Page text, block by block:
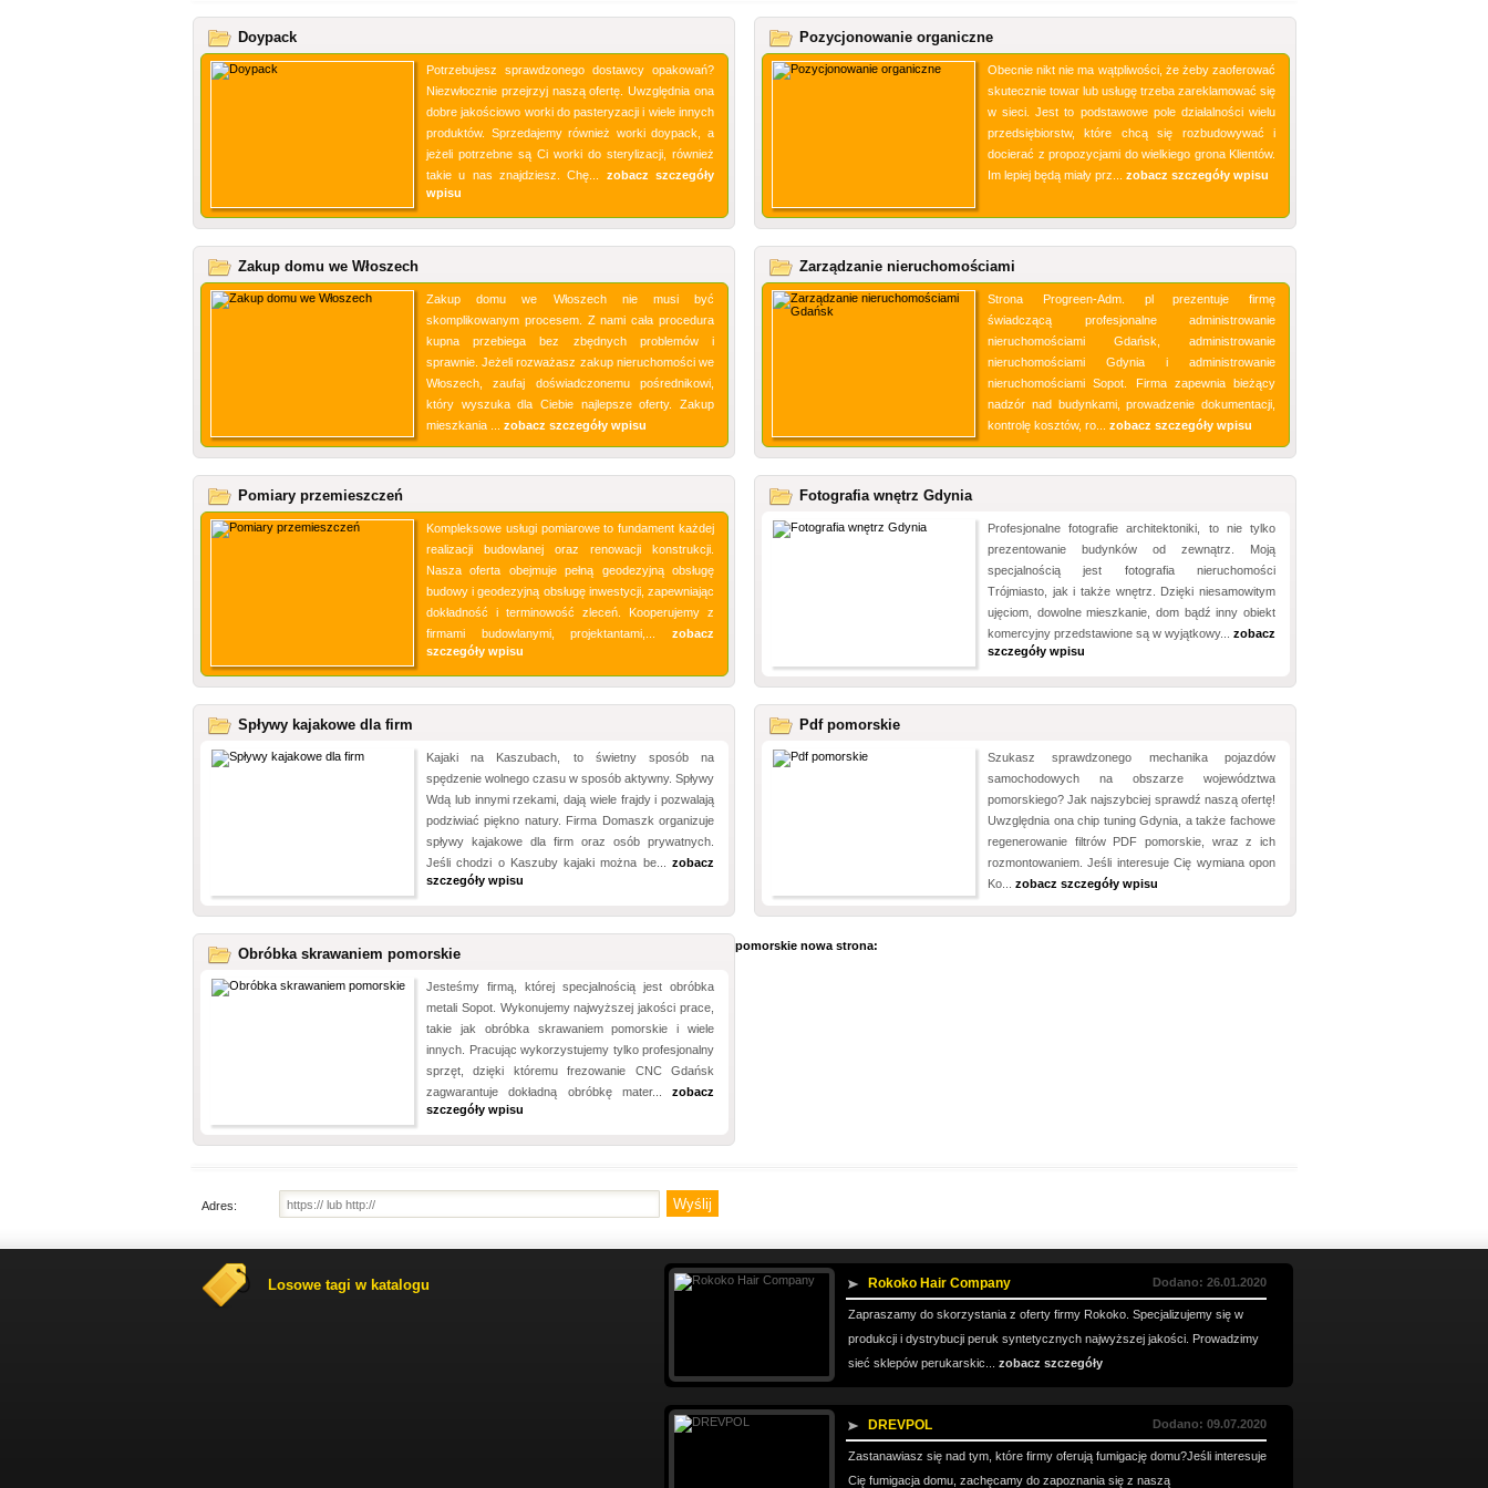
Doypack
Potrzebujesz sprawdzonego dostawcy opakowań?
Niezwłocznie przejrzyj naszą ofertę. Uwzględnia ona
dobre jakościowo worki do pasteryzacji i wiele innych
produktów. Sprzedajemy również worki doypack, a
jeżeli potrzebne są Ci worki do sterylizacji, również
takie u nas znajdziesz. Chę... zobacz szczegóły
wpisu
Pozycjonowanie organiczne
Obecnie nikt nie ma wątpliwości, że żeby zaoferować
skutecznie towar lub usługę trzeba zareklamować się
w sieci. Jest to podstawowe pole działalności wielu
przedsiębiorstw, które chcą się rozbudowywać i
docierać z propozycjami do wielkiego grona Klientów.
Im lepiej będą miały prz... zobacz szczegóły wpisu
Zakup domu we Włoszech
Zakup domu we Włoszech nie musi być
skomplikowanym procesem. Z nami cała procedura
kupna przebiega bez zbędnych problemów i
sprawnie. Jeżeli rozważasz zakup nieruchomości we
Włoszech, zaufaj doświadczonemu pośrednikowi,
który wyszuka dla Ciebie najlepsze oferty. Zakup
mieszkania ... zobacz szczegóły wpisu
Zarządzanie nieruchomościami
Strona Progreen-Adm. pl prezentuje firmę
świadczącą profesjonalne administrowanie
nieruchomościami Gdańsk, administrowanie
nieruchomościami Gdynia i administrowanie
nieruchomościami Sopot. Firma zapewnia bieżący
nadzór nad budynkami, prowadzenie dokumentacji,
kontrolę kosztów, ro... zobacz szczegóły wpisu
Pomiary przemieszczeń
Kompleksowe usługi pomiarowe to fundament każdej
realizacji budowlanej oraz renowacji konstrukcji.
Nasza oferta obejmuje pełną geodezyjną obsługę
budowy i geodezyjną obsługę inwestycji, zapewniając
dokładność i terminowość zleceń. Kooperujemy z
firmami budowlanymi, projektantami,... zobacz
szczegóły wpisu
Fotografia wnętrz Gdynia
Profesjonalne fotografie architektoniki, to nie tylko
prezentowanie budynków od zewnątrz. Moją
specjalnością jest fotografia nieruchomości
Trójmiasto, jak i także wnętrz. Dzięki niesamowitym
ujęciom, dowolne mieszkanie, dom bądź inny obiekt
komercyjny przedstawione są w wyjątkowy... zobacz
szczegóły wpisu
Spływy kajakowe dla firm
Kajaki na Kaszubach, to świetny sposób na
spędzenie wolnego czasu w sposób aktywny. Spływy
Wdą lub innymi rzekami, dają wiele frajdy i pozwalają
podziwiać piękno natury. Firma Domaszk organizuje
spływy kajakowe dla firm oraz osób prywatnych.
Jeśli chodzi o Kaszuby kajaki można be... zobacz
szczegóły wpisu
Pdf pomorskie
Szukasz sprawdzonego mechanika pojazdów
samochodowych na obszarze województwa
pomorskiego? Jak najszybciej sprawdź naszą ofertę!
Uwzględnia ona chip tuning Gdynia, a także fachowe
regenerowanie filtrów PDF pomorskie, wraz z ich
rozmontowaniem. Jeśli interesuje Cię wymiana opon
Ko... zobacz szczegóły wpisu
Obróbka skrawaniem pomorskie
Jesteśmy firmą, której specjalnością jest obróbka
metali Sopot. Wykonujemy najwyższej jakości prace,
takie jak obróbka skrawaniem pomorskie i wiele
innych. Pracując wykorzystujemy tylko profesjonalny
sprzęt, dzięki któremu frezowanie CNC Gdańsk
zagwarantuje dokładną obróbkę mater... zobacz
szczegóły wpisu
pomorskie nowa strona:
Adres:
Losowe tagi w katalogu Rokoko Hair Company Dodano: 26.01.2020
Zapraszamy do skorzystania z oferty firmy Rokoko. Specjalizujemy się w
produkcji i dystrybucji peruk syntetycznych najwyższej jakości. Prowadzimy
sieć sklepów perukarskic... zobacz szczegóły
DREVPOL Dodano: 09.07.2020
Zastanawiasz się nad tym, które firmy oferują fumigację domu?Jeśli interesuje
Cię fumigacja domu, zachęcamy do zapoznania się z naszą